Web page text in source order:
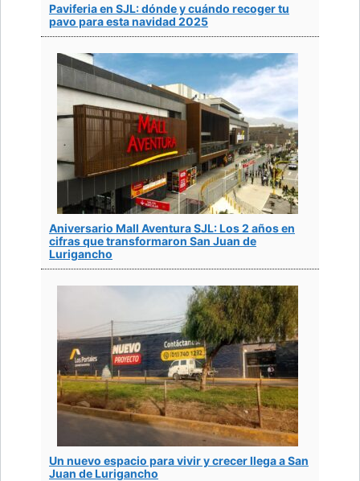
Paviferia en SJL: dónde y cuándo recoger tu
pavo para esta navidad 2025
Aniversario Mall Aventura SJL: Los 2 años en
cifras que transformaron San Juan de
Lurigancho
Un nuevo espacio para vivir y crecer llega a San
Juan de Lurigancho